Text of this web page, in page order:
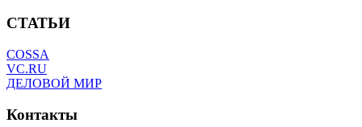
СТАТЬИ
COSSA
VC.RU
ДЕЛОВОЙ МИР
Контакты